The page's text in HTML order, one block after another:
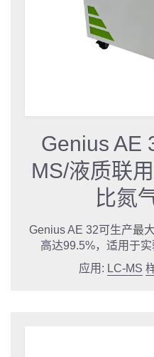
Genius AE
MS/液质联
比氮
Genius AE 32可生产最
高达99.5%，适用于实
应用: LC-MS